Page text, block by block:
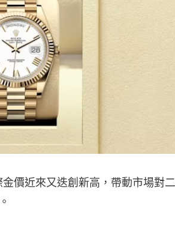
價近來又迭創新高，帶動市場對